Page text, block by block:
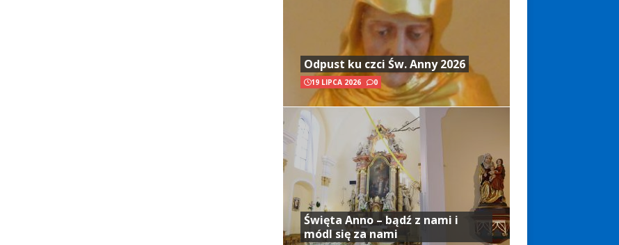
Odpust ku czci Św. Anny 2026
19 LIPCA 2026 0
Święta Anno – bądź z nami i
módl się za nami